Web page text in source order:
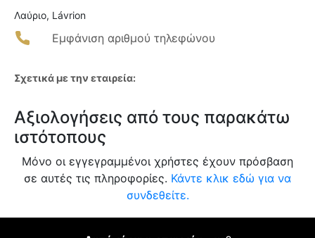
Λαύριο, Lávrion
Εμφάνιση αριθμού τηλεφώνου
Σχετικά με την εταιρεία:
Αξιολογήσεις από τους παρακάτω
ιστότοπους
Μόνο οι εγγεγραμμένοι χρήστες έχουν πρόσβαση
σε αυτές τις πληροφορίες. Κάντε κλικ εδώ για να
συνδεθείτε.